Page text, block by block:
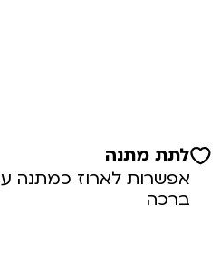
לתת מתנה
אפשרות לארוז כמתנה
ברכה